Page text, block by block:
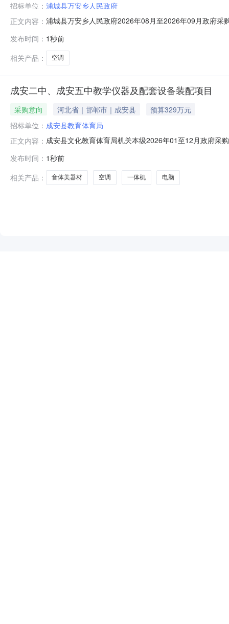
招标单位： 浦城县万安乡人民政府
正文内容： 浦城县万安乡人民政府2026年08月至2026年09月政府
要功能或目标:1.5匹冷暖挂式空调需满足的要求:1.5匹冷
发布时间： 1秒前
相关产品：
空调
成安二中、成安五中教学仪器及配套设备装配项目
采购意向 河北省｜邯郸市｜成安县
预算329万元
招标单位： 成安县教育体育局
正文内容： 成安县文化教育体育局机关本级2026年01至12月政府采
配项目预算金额：329.000000万元(人民币)采购品目：
购工作的初步安
发布时间： 1秒前
相关产品：
音体美器材 空调 一体机 电脑